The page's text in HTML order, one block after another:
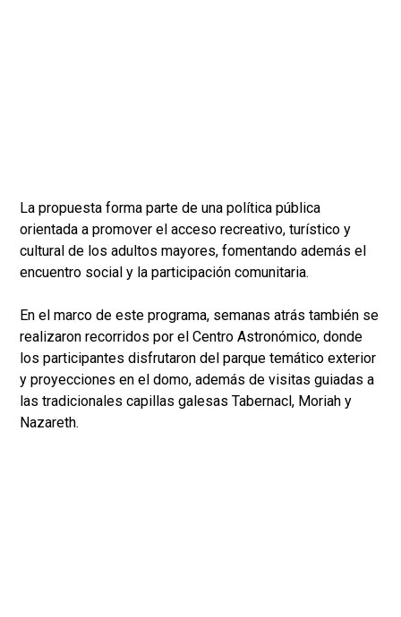
La propuesta forma parte de una política pública
orientada a promover el acceso recreativo, turístico y
cultural de los adultos mayores, fomentando además el
encuentro social y la participación comunitaria.
En el marco de este programa, semanas atrás también se
realizaron recorridos por el Centro Astronómico, donde
los participantes disfrutaron del parque temático exterior
y proyecciones en el domo, además de visitas guiadas a
las tradicionales capillas galesas Tabernacl, Moriah y
Nazareth.